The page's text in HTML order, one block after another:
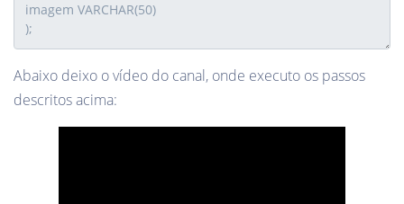
Abaixo deixo o vídeo do canal, onde executo os passos
descritos acima: